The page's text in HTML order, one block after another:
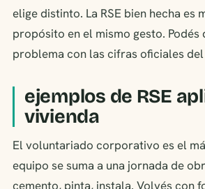
elige distinto. La RSE bien hecha es
propósito en el mismo gesto. Podés
problema con las cifras oficiales del
ejemplos de RSE
vivienda
El voluntariado corporativo es el
equipo se suma a una jornada de
cemento, pinta, instala. Volvés con